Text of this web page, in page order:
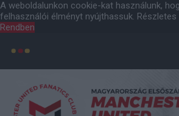
A weboldalunkon cookie-kat használunk,
felhasználói élményt nyújthassuk. Részletes
Rendben